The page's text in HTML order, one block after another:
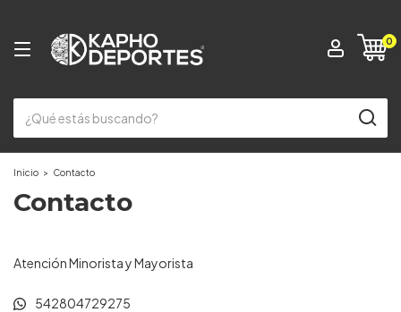
0
Inicio > Contacto
Contacto
Atención Minorista y Mayorista
542804729275